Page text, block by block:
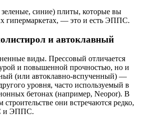
синие) плиты, которые вы
гипермаркетах, — это и есть ЭППС.
и автоклавный
виды. Прессовый отличается
и повышенной прочностью, но и
(или автоклавно-вспученный) —
уровня, часто используемый в
бетонах (например, Neopor). В
они встречаются редко,
и ЭППС.